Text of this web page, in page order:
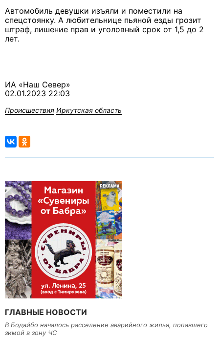
Автомобиль девушки изъяли и поместили на
спецстоянку. А любительнице пьяной езды грозит
штраф, лишение прав и уголовный срок от 1,5 до 2
лет.
ИА «Наш Север»
02.01.2023 22:03
Происшествия Иркутская область
ГЛАВНЫЕ НОВОСТИ
В Бодайбо началось расселение аварийного жилья, попавшего
зимой в зону ЧС